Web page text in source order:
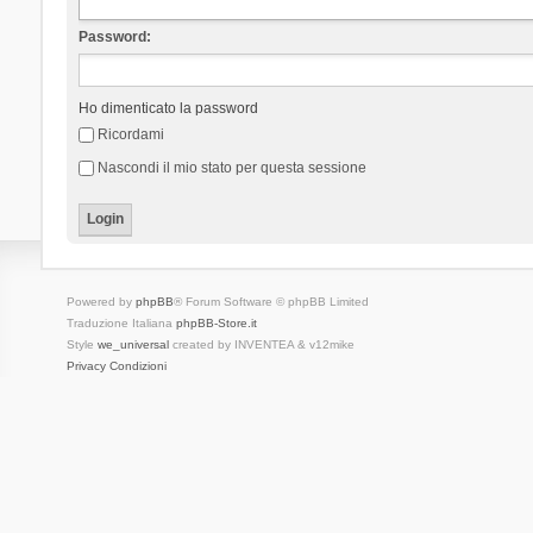
Password:
Ho dimenticato la password
Ricordami
Nascondi il mio stato per questa sessione
Powered by phpBB® Forum Software © phpBB Limited
Traduzione Italiana phpBB-Store.it
Style we_universalcreated by INVENTEA & v12mike
Privacy Condizioni